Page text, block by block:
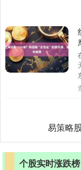
易策略
个股实时涨跌榜